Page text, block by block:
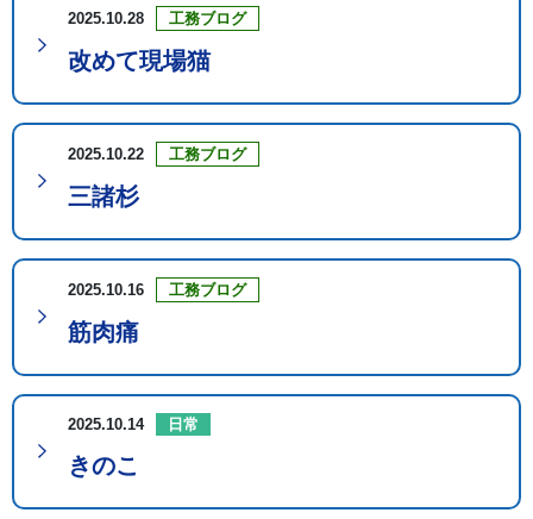
2025.10.28 工務ブログ
改めて現場猫
2025.10.22 工務ブログ
三諸杉
2025.10.16 工務ブログ
筋肉痛
2025.10.14 日常
きのこ